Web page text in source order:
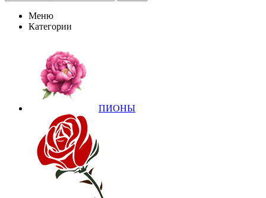
Меню
Категории
ПИОНЫ